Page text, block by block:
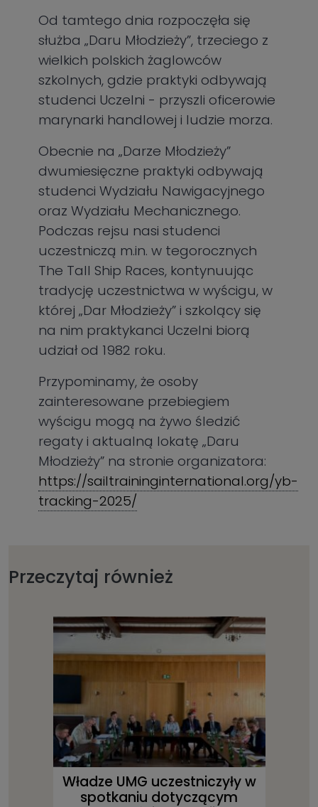
Od tamtego dnia rozpoczęła się
służba „Daru Młodzieży”, trzeciego z
wielkich polskich żaglowców
szkolnych, gdzie praktyki odbywają
studenci Uczelni - przyszli oficerowie
marynarki handlowej i ludzie morza.
Obecnie na „Darze Młodzieży”
dwumiesięczne praktyki odbywają
studenci Wydziału Nawigacyjnego
oraz Wydziału Mechanicznego.
Podczas rejsu nasi studenci
uczestniczą m.in. w tegorocznych
The Tall Ship Races, kontynuując
tradycję uczestnictwa w wyścigu, w
której „Dar Młodzieży” i szkolący się
na nim praktykanci Uczelni biorą
udział od 1982 roku.
Przypominamy, że osoby
zainteresowane przebiegiem
wyścigu mogą na żywo śledzić
regaty i aktualną lokatę „Daru
Młodzieży” na stronie organizatora:
https://sailtraininginternational.org/yb-
tracking-2025/
Przeczytaj również
Władze UMG uczestniczyły w
spotkaniu dotyczącym